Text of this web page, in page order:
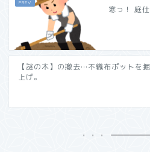
寒っ！ 庭
【謎の木】の撤去…不織布ポットを
上げ。